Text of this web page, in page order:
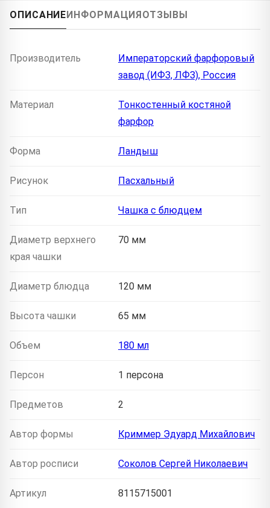
ОПИСАНИЕИНФОРМАЦИЯОТЗЫВЫ
Производитель
Императорский фарфоровый
завод (ИФЗ, ЛФЗ), Россия
Материал
Тонкостенный костяной
фарфор
Форма Ландыш
Рисунок Пасхальный
Тип Чашка с блюдцем
Диаметр верхнего
края чашки
70 мм
Диаметр блюдца 120 мм
Высота чашки 65 мм
Объем 180 мл
Персон 1 персона
Предметов 2
Автор формы Криммер Эдуард Михайлович
Автор росписи Соколов Сергей Николаевич
Артикул 8115715001